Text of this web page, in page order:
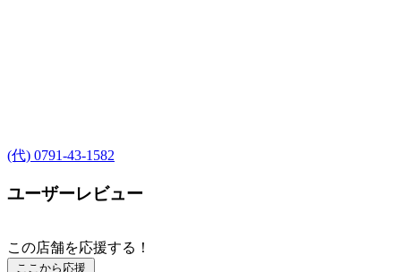
(代) 0791-43-1582
ユーザーレビュー
この店舗を応援する！
ここから応援